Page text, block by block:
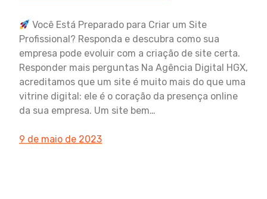
Você Está Preparado para Criar um Site
Profissional? Responda e descubra como sua
empresa pode evoluir com a criação de site certa.
Responder mais perguntas Na Agência Digital HGX,
acreditamos que um site é muito mais do que uma
vitrine digital: ele é o coração da presença online
da sua empresa. Um site bem…
9 de maio de 2023